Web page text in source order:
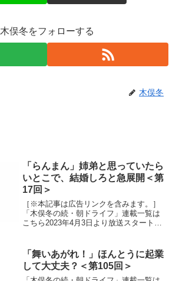
木俣冬をフォローする
木俣冬
「らんまん」姉弟と思っていたら
いとこで、結婚しろと急展開＜第
17回＞
［※本記事は広告リンクを含みます。］
「木俣冬の続・朝ドライフ」連載一覧は
こちら2023年4月3日より放送スタートし
出身の植物学者・牧野富太郎の人生をモ
デルにオリジナルス...
「舞いあがれ！」ほんとうに起業
して大丈夫？＜第105回＞